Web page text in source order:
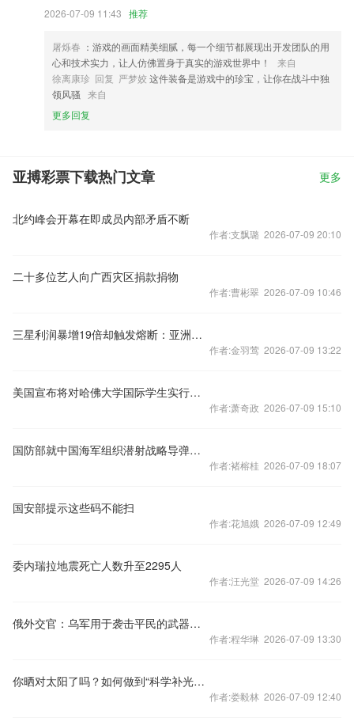
2026-07-09 11:43 推荐
屠烁春 ：游戏的画面精美细腻，每一个细节都展现出开发团队的用
心和技术实力，让人仿佛置身于真实的游戏世界中！
来自
徐离康珍 回复 严梦姣这件装备是游戏中的珍宝，让你在战斗中独
领风骚 来自
更多回复
亚搏彩票下载热门文章 更多
北约峰会开幕在即成员内部矛盾不断
作者:支飘璐 2026-07-09 20:10
二十多位艺人向广西灾区捐款捐物
作者:曹彬翠 2026-07-09 10:46
三星利润暴增19倍却触发熔断：亚洲芯片股“卖事实”行情爆发！
作者:金羽莺 2026-07-09 13:22
美国宣布将对哈佛大学国际学生实行签证限制
作者:萧奇政 2026-07-09 15:10
国防部就中国海军组织潜射战略导弹试射答问
作者:褚榕桂 2026-07-09 18:07
国安部提示这些码不能扫
作者:花旭娥 2026-07-09 12:49
委内瑞拉地震死亡人数升至2295人
作者:汪光堂 2026-07-09 14:26
俄外交官：乌军用于袭击平民的武器几乎全由西方提供
作者:程华琳 2026-07-09 13:30
你晒对太阳了吗？如何做到“科学补光与防晒兼得”？
作者:娄毅林 2026-07-09 12:40